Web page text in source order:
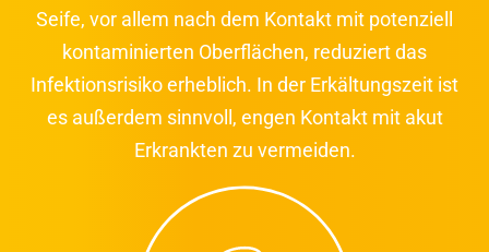
Seife, vor allem nach dem Kontakt mit potenziell
kontaminierten Oberflächen, reduziert das
Infektionsrisiko erheblich. In der Erkältungszeit ist
es außerdem sinnvoll, engen Kontakt mit akut
Erkrankten zu vermeiden.